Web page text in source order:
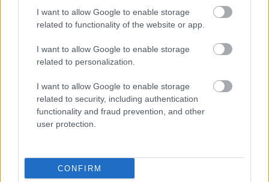
I want to allow Google to enable storage
related to functionality of the website or app.
I want to allow Google to enable storage
related to personalization.
I want to allow Google to enable storage
related to security, including authentication
functionality and fraud prevention, and other
user protection.
CONFIRM
A Nogaj Horda keleti területei madžarjainak XVI–
XVII. századi megjelenési lehetőségét a kazak
sztyeppéken népköltészeti adat is megerősíti. Az
1999-es kazak akadémiai értelmező szótár is idézi –
példaként a „mazsar” népnév használatára – a
középkori (XVI. századi) kazak regös verset, azEr-
Szobant. E műalkotás szövege szerint a kazak Salkiiz-
zirau (1465–1560) hírt kapott Er-Szobannak egy
kaukázusi (kabardföldi) zsákmányoló hadjáratáról,
Nogaj Horda azon keleti területeiről indult,
amelyeknek törzsei a további évszázadok során a